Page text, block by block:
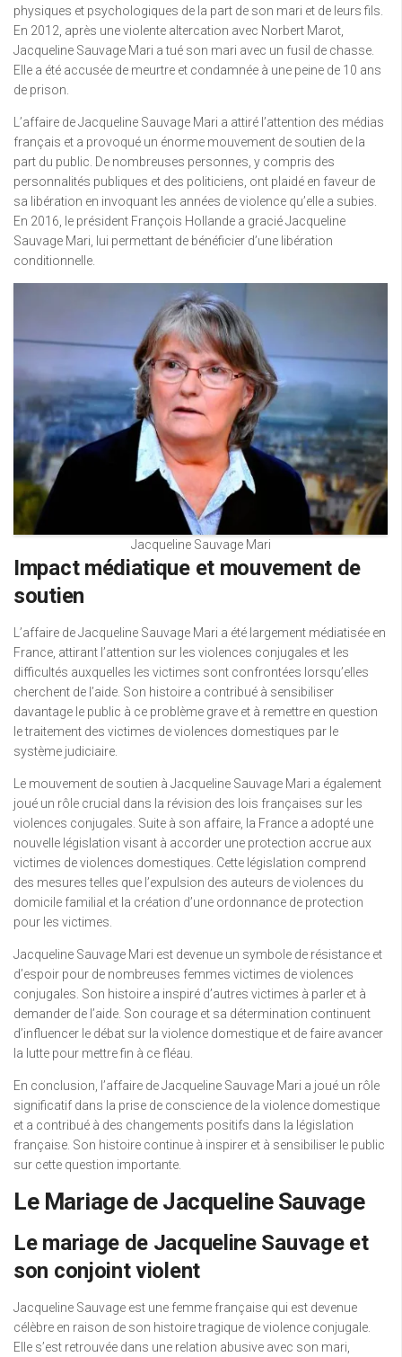
physiques et psychologiques de la part de son mari et de leurs fils.
En 2012, après une violente altercation avec Norbert Marot,
Jacqueline Sauvage Mari a tué son mari avec un fusil de chasse.
Elle a été accusée de meurtre et condamnée à une peine de 10 ans
de prison.
L’affaire de Jacqueline Sauvage Mari a attiré l’attention des médias
français et a provoqué un énorme mouvement de soutien de la
part du public. De nombreuses personnes, y compris des
personnalités publiques et des politiciens, ont plaidé en faveur de
sa libération en invoquant les années de violence qu’elle a subies.
En 2016, le président François Hollande a gracié Jacqueline
Sauvage Mari, lui permettant de bénéficier d’une libération
conditionnelle.
Jacqueline Sauvage Mari
Impact médiatique et mouvement de
soutien
L’affaire de Jacqueline Sauvage Mari a été largement médiatisée en
France, attirant l’attention sur les violences conjugales et les
difficultés auxquelles les victimes sont confrontées lorsqu’elles
cherchent de l’aide. Son histoire a contribué à sensibiliser
davantage le public à ce problème grave et à remettre en question
le traitement des victimes de violences domestiques par le
système judiciaire.
Le mouvement de soutien à Jacqueline Sauvage Mari a également
joué un rôle crucial dans la révision des lois françaises sur les
violences conjugales. Suite à son affaire, la France a adopté une
nouvelle législation visant à accorder une protection accrue aux
victimes de violences domestiques. Cette législation comprend
des mesures telles que l’expulsion des auteurs de violences du
domicile familial et la création d’une ordonnance de protection
pour les victimes.
Jacqueline Sauvage Mari est devenue un symbole de résistance et
d’espoir pour de nombreuses femmes victimes de violences
conjugales. Son histoire a inspiré d’autres victimes à parler et à
demander de l’aide. Son courage et sa détermination continuent
d’influencer le débat sur la violence domestique et de faire avancer
la lutte pour mettre fin à ce fléau.
En conclusion, l’affaire de Jacqueline Sauvage Mari a joué un rôle
significatif dans la prise de conscience de la violence domestique
et a contribué à des changements positifs dans la législation
française. Son histoire continue à inspirer et à sensibiliser le public
sur cette question importante.
Le Mariage de Jacqueline Sauvage
Le mariage de Jacqueline Sauvage et
son conjoint violent
Jacqueline Sauvage est une femme française qui est devenue
célèbre en raison de son histoire tragique de violence conjugale.
Elle s’est retrouvée dans une relation abusive avec son mari,